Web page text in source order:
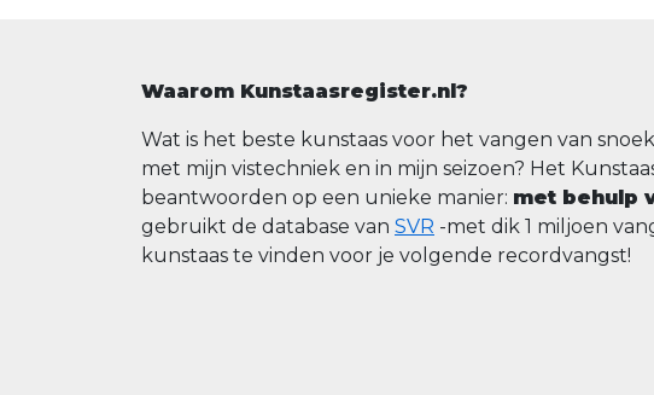
Waarom Kunstaasregister.nl?
Wat is het beste kunstaas voor het vangen van
met mijn vistechniek en in mijn seizoen? Het
beantwoorden op een unieke manier: met behulp
gebruikt de database van SVR -met dik 1 miljoen
kunstaas te vinden voor je volgende recordvangst!